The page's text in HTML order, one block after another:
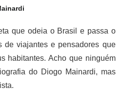
que odeia o Brasil e passa o
de viajantes e pensadores que
habitantes. Acho que ninguém
do Diogo Mainardi, mas